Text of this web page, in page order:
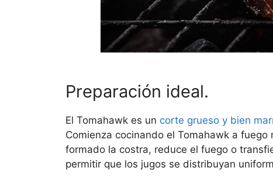
Preparación ideal.
El Tomahawk es un corte grueso y bien
Comienza cocinando el Tomahawk a
formado la costra, reduce el fuego o
permitir que los jugos se distribuyan